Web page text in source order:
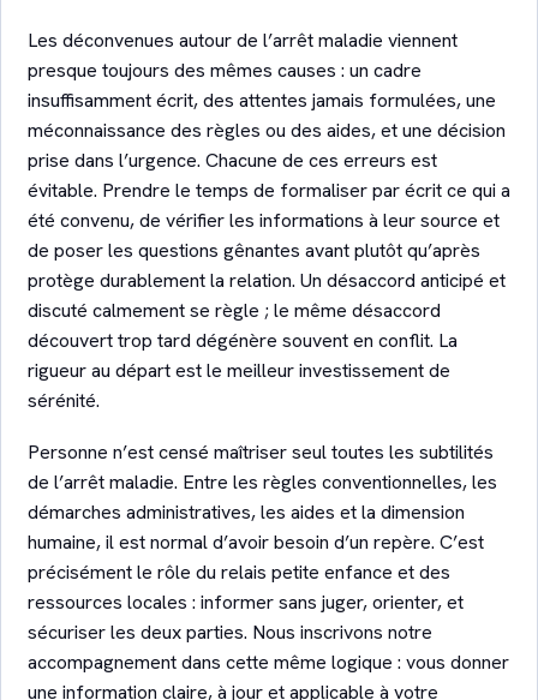
Les déconvenues autour de l’arrêt maladie viennent
presque toujours des mêmes causes : un cadre
insuffisamment écrit, des attentes jamais formulées, une
méconnaissance des règles ou des aides, et une décision
prise dans l’urgence. Chacune de ces erreurs est
évitable. Prendre le temps de formaliser par écrit ce qui a
été convenu, de vérifier les informations à leur source et
de poser les questions gênantes avant plutôt qu’après
protège durablement la relation. Un désaccord anticipé et
discuté calmement se règle ; le même désaccord
découvert trop tard dégénère souvent en conflit. La
rigueur au départ est le meilleur investissement de
sérénité.
Personne n’est censé maîtriser seul toutes les subtilités
de l’arrêt maladie. Entre les règles conventionnelles, les
démarches administratives, les aides et la dimension
humaine, il est normal d’avoir besoin d’un repère. C’est
précisément le rôle du relais petite enfance et des
ressources locales : informer sans juger, orienter, et
sécuriser les deux parties. Nous inscrivons notre
accompagnement dans cette même logique : vous donner
une information claire, à jour et applicable à votre